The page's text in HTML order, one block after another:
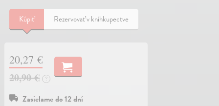
Kúpiť Rezervovať v kníhkupectve
20,27 €
20,90 €
?
Zasielame do 12 dní